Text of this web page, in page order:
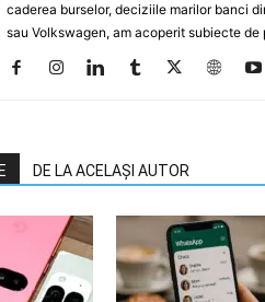
caderea burselor, deciziile marilor banci
sau Volkswagen, am acoperit subiecte
DE LA ACELAȘI AUTOR